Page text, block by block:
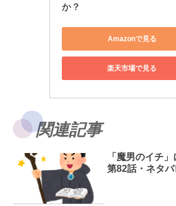
か？
Amazonで見る
楽天市場で見る
関連記事
「魔男のイチ
第82話・ネタバ